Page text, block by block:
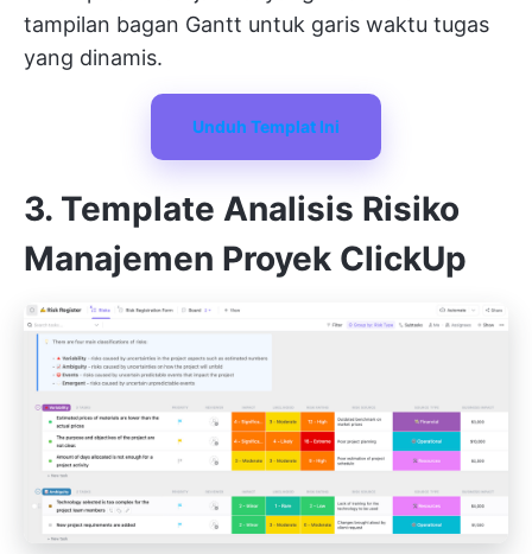
tampilan bagan Gantt untuk garis waktu tugas
yang dinamis.
Unduh Templat Ini
3. Template Analisis Risiko
Manajemen Proyek ClickUp